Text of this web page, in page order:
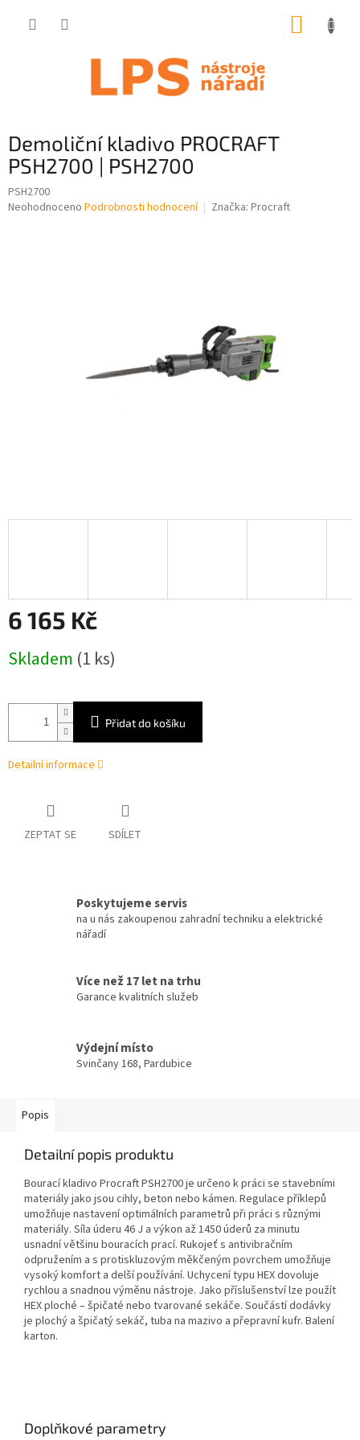
Demoliční kladivo PROCRAFT
PSH2700 | PSH2700
PSH2700
Průměrné
Neohodnoceno Podrobnosti hodnocení Značka: Procraft
6 165 Kč
cena:
Skladem (1 ks)
Přidat do košíku
Detailní informace
ZEPTAT SE SDÍLET
Poskytujeme servis
na u nás zakoupenou zahradní techniku a elektrické
nářadí
Více než 17 let na trhu
Garance kvalitních služeb
Výdejní místo
Svinčany 168, Pardubice
Popis
Detailní popis produktu
Bourací kladivo Procraft PSH2700 je určeno k práci se stavebními
materiály jako jsou cihly, beton nebo kámen. Regulace příklepů
umožňuje nastavení optimálních parametrů při práci s různými
materiály. Síla úderu 46 J a výkon až 1450 úderů za minutu
usnadní většinu bouracích prací. Rukojeť s antivibračním
odpružením a s protiskluzovým měkčeným povrchem umožňuje
vysoký komfort a delší používání. Uchycení typu HEX dovoluje
rychlou a snadnou výměnu nástroje. Jako příslušenství lze použít
HEX ploché – špičaté nebo tvarované sekáče. Součástí dodávky
je plochý a špičatý sekáč, tuba na mazivo a přepravní kufr. Balení
karton.
Doplňkové parametry